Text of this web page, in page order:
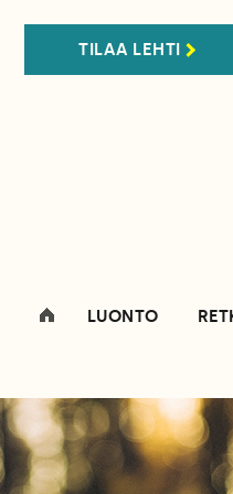
TILAA LEHTI
LUONTO